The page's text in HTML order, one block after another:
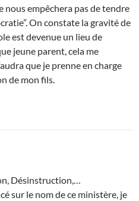
nous empêchera pas de tendre
On constate la gravité de
est devenue un lieu de
jeune parent, cela me
que je prenne en charge
de mon fils.
Désinstruction,…
sur le nom de ce ministère, je